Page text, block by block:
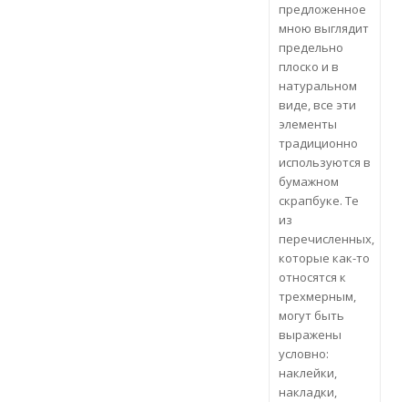
предложенное
мною выглядит
предельно
плоско и в
натуральном
виде, все эти
элементы
традиционно
используются в
бумажном
скрапбуке. Те
из
перечисленных,
которые как-то
относятся к
трехмерным,
могут быть
выражены
условно:
наклейки,
накладки,